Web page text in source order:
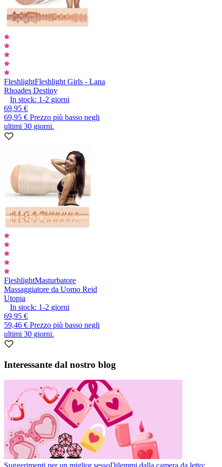
FleshlightFleshlight Girls - Lana
Rhoades Destiny
In stock: 1-2 giorni
69,95 €
69,95 € Prezzo più basso negli
ultimi 30 giorni.
FleshlightMasturbatore
Massaggiatore da Uomo Reid
Utopia
In stock: 1-2 giorni
69,95 €
59,46 € Prezzo più basso negli
ultimi 30 giorni.
Interessante dal nostro blog
Suggerimenti per un miglior sessoDilemmi dalla camera da letto: